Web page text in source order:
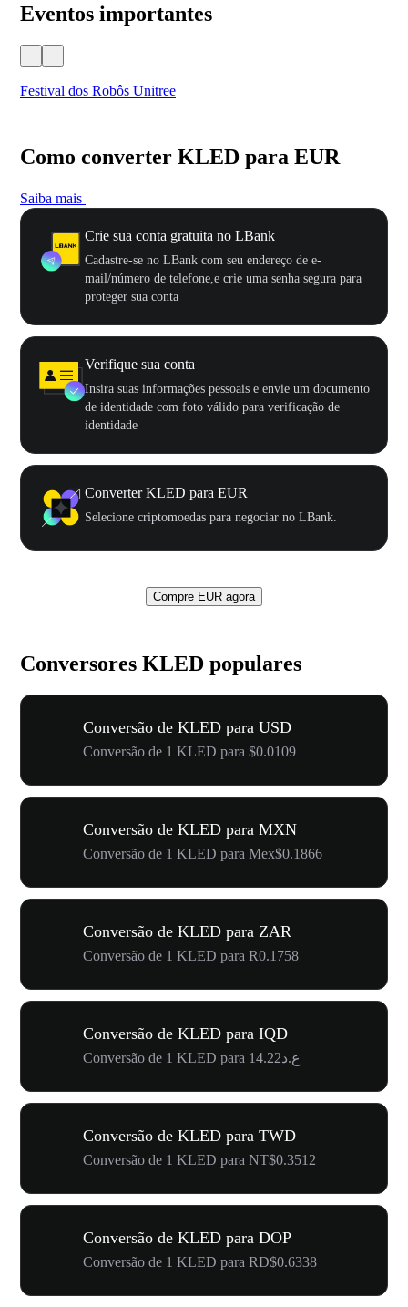
Eventos importantes
Festival dos Robôs Unitree
Como converter KLED para EUR
Saiba mais
Crie sua conta gratuita no LBank
Cadastre-se no LBank com seu endereço de e-
mail/número de telefone,e crie uma senha segura para
proteger sua conta
Verifique sua conta
Insira suas informações pessoais e envie um documento
de identidade com foto válido para verificação de
identidade
Converter KLED para EUR
Selecione criptomoedas para negociar no LBank.
Compre EUR agora
Conversores KLED populares
Conversão de KLED para USD
Conversão de 1 KLED para $0.0109
Conversão de KLED para MXN
Conversão de 1 KLED para Mex$0.1866
Conversão de KLED para ZAR
Conversão de 1 KLED para R0.1758
Conversão de KLED para IQD
Conversão de 1 KLED para ع.د14.22
Conversão de KLED para TWD
Conversão de 1 KLED para NT$0.3512
Conversão de KLED para DOP
Conversão de 1 KLED para RD$0.6338